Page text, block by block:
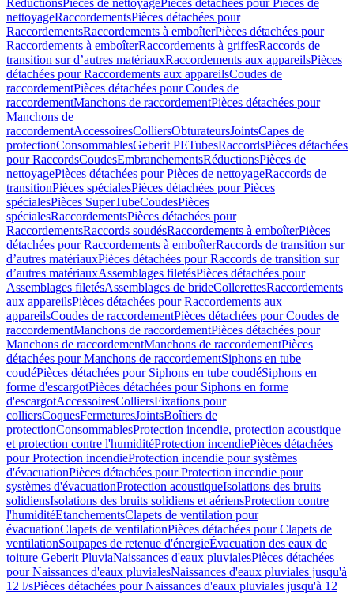
RéductionsPièces de nettoyagePièces détachées pour Pièces de
nettoyageRaccordementsPièces détachées pour
RaccordementsRaccordements à emboîterPièces détachées pour
Raccordements à emboîterRaccordements à griffesRaccords de
transition sur d’autres matériauxRaccordements aux appareilsPièces
détachées pour Raccordements aux appareilsCoudes de
raccordementPièces détachées pour Coudes de
raccordementManchons de raccordementPièces détachées pour
Manchons de
raccordementAccessoiresColliersObturateursJointsCapes de
protectionConsommablesGeberit PETubesRaccordsPièces détachées
pour RaccordsCoudesEmbranchementsRéductionsPièces de
nettoyagePièces détachées pour Pièces de nettoyageRaccords de
transitionPièces spécialesPièces détachées pour Pièces
spécialesPièces SuperTubeCoudesPièces
spécialesRaccordementsPièces détachées pour
RaccordementsRaccords soudésRaccordements à emboîterPièces
détachées pour Raccordements à emboîterRaccords de transition sur
d’autres matériauxPièces détachées pour Raccords de transition sur
d’autres matériauxAssemblages filetésPièces détachées pour
Assemblages filetésAssemblages de brideCollerettesRaccordements
aux appareilsPièces détachées pour Raccordements aux
appareilsCoudes de raccordementPièces détachées pour Coudes de
raccordementManchons de raccordementPièces détachées pour
Manchons de raccordementManchons de raccordementPièces
détachées pour Manchons de raccordementSiphons en tube
coudéPièces détachées pour Siphons en tube coudéSiphons en
forme d'escargotPièces détachées pour Siphons en forme
d'escargotAccessoiresColliersFixations pour
colliersCoquesFermeturesJointsBoîtiers de
protectionConsommablesProtection incendie, protection acoustique
et protection contre l'humiditéProtection incendiePièces détachées
pour Protection incendieProtection incendie pour systèmes
d'évacuationPièces détachées pour Protection incendie pour
systèmes d'évacuationProtection acoustiqueIsolations des bruits
solidiensIsolations des bruits solidiens et aériensProtection contre
l'humiditéEtanchementsClapets de ventilation pour
évacuationClapets de ventilationPièces détachées pour Clapets de
ventilationSoupapes de retenue d'énergieÉvacuation des eaux de
toiture Geberit PluviaNaissances d'eaux pluvialesPièces détachées
pour Naissances d'eaux pluvialesNaissances d'eaux pluviales jusqu'à
12 l/sPièces détachées pour Naissances d'eaux pluviales jusqu'à 12